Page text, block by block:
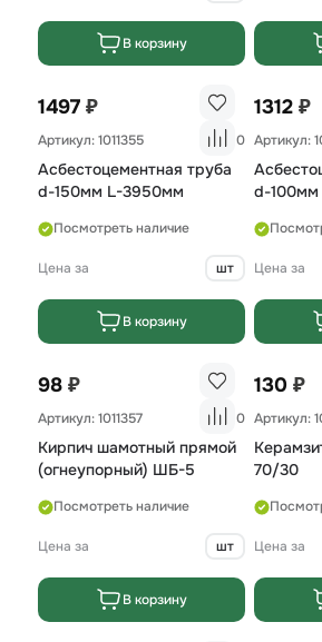
В корзину
1497 ₽
Артикул: 1011355 0
Асбестоцементная труба
d-150мм L-3950мм
Посмотреть наличие
Цена за шт
В корзину
1312 ₽
Артикул:
d-
Цена за
98 ₽
Артикул: 1011357 0
Кирпич шамотный прямой
(огнеупорный) ШБ-5
Посмотреть наличие
Цена за шт
В корзину
130 ₽
Артикул:
70/30
Цена за